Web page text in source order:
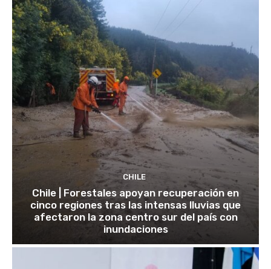
CHILE
Chile | Forestales apoyan recuperación en
cinco regiones tras las intensas lluvias que
afectaron la zona centro sur del país con
inundaciones